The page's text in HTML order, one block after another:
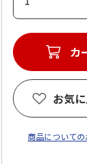
カ
お気
商品について